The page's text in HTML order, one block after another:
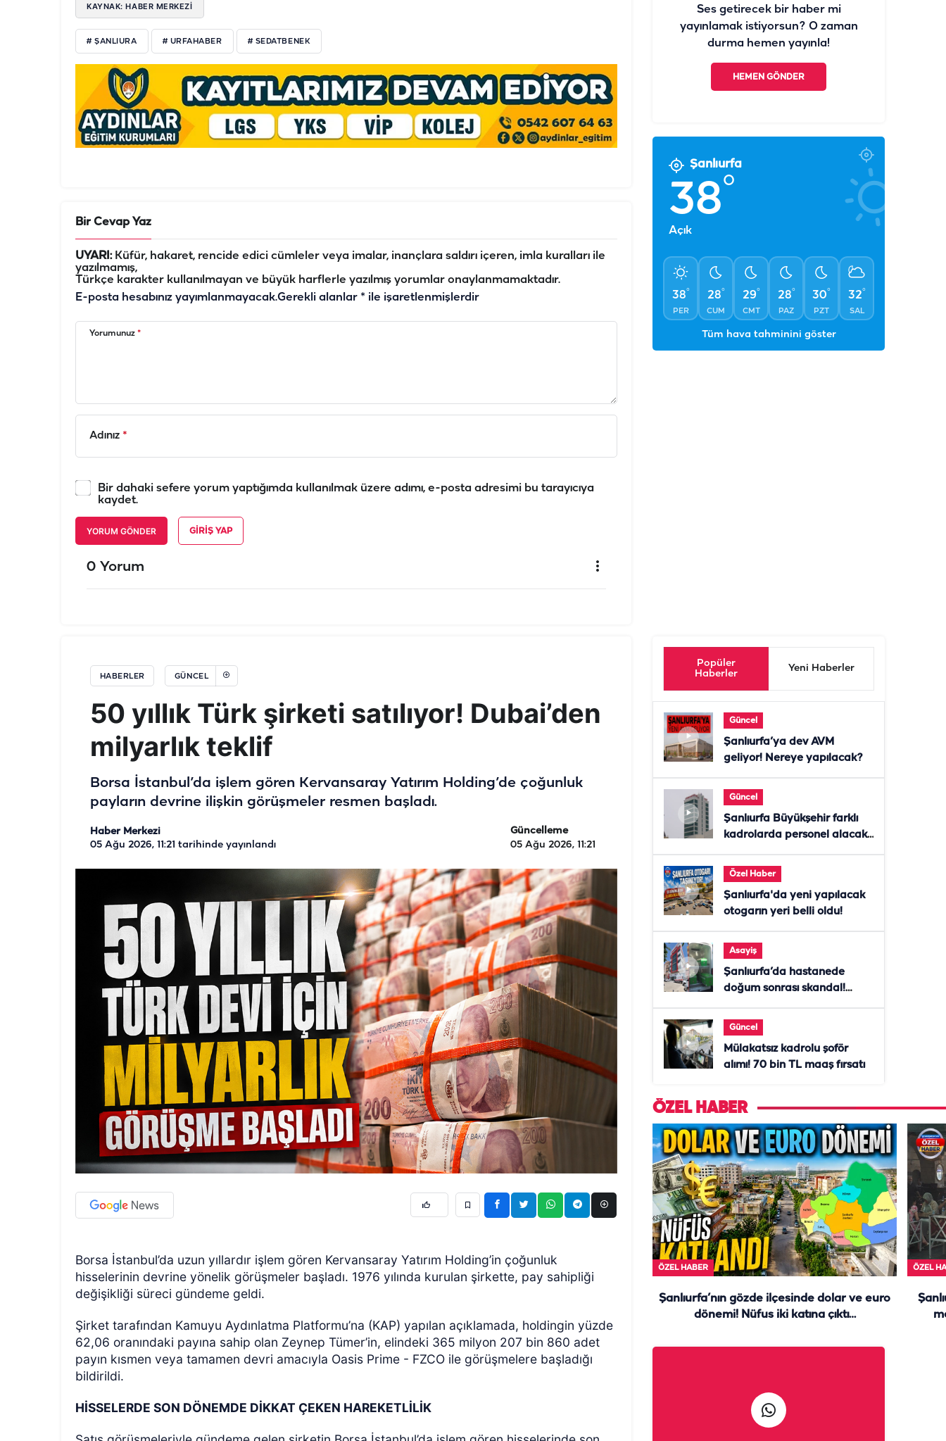
KAYNAK: HABER MERKEZI
# ŞANLIURA # URFAHABER # SEDATBENEK
Bir Cevap Yaz
UYARI:Küfür, hakaret, rencide edici cümleler veya imalar, inançlara saldırı içeren, imla kuralları ile
yazılmamış,
Türkçe karakter kullanılmayan ve büyük harflerle yazılmış yorumlar onaylanmamaktadır.
E-posta hesabınız yayımlanmayacak.Gerekli alanlar * ile işaretlenmişlerdir
Yorumunuz *
Adınız *
Bir dahaki sefere yorum yaptığımda kullanılmak üzere adımı, e-posta adresimi bu tarayıcıya
kaydet.
YORUM GÖNDER GIRIŞ YAP
0 Yorum
Ses getirecek bir haber mi
yayınlamak istiyorsun? O zaman
durma hemen yayınla!
HEMEN GÖNDER
Şanlıurfa
38°
Açık
38°
PER
28°
CUM
29°
CMT
28°
PAZ
30°
PZT
32°
SAL
Tüm hava tahminini göster
HABERLER GÜNCEL
50 yıllık Türk şirketi satılıyor! Dubai’den
milyarlık teklif
Borsa İstanbul’da işlem gören Kervansaray Yatırım Holding’de çoğunluk
payların devrine ilişkin görüşmeler resmen başladı.
Haber Merkezi
05 Ağu 2026, 11:21 tarihinde yayınlandı
Güncelleme
05 Ağu 2026, 11:21
Borsa İstanbul’da uzun yıllardır işlem gören Kervansaray Yatırım Holding’in çoğunluk
hisselerinin devrine yönelik görüşmeler başladı. 1976 yılında kurulan şirkette, pay sahipliği
değişikliği süreci gündeme geldi.
Şirket tarafından Kamuyu Aydınlatma Platformu’na (KAP) yapılan açıklamada, holdingin yüzde
62,06 oranındaki payına sahip olan Zeynep Tümer’in, elindeki 365 milyon 207 bin 860 adet
payın kısmen veya tamamen devri amacıyla Oasis Prime - FZCO ile görüşmelere başladığı
bildirildi.
HİSSELERDE SON DÖNEMDE DİKKAT ÇEKEN HAREKETLİLİK
Popüler
Haberler
Yeni Haberler
Güncel
Şanlıurfa’ya dev AVM
geliyor! Nereye yapılacak?
Güncel
Şanlıurfa Büyükşehir farklı
kadrolarda personel alacak!
Özel Haber
Şanlıurfa'da yeni yapılacak
otogarın yeri belli oldu!
Asayiş
Şanlıurfa’da hastanede
doğum sonrası skandal!
Güncel
Mülakatsız kadrolu şoför
alımı! 70 bin TL maaş fırsatı
ÖZEL HABER
ÖZEL HABER
Şanlıurfa’nın gözde ilçesinde dolar ve euro
dönemi! Nüfus iki katına çıktı…
ÖZEL